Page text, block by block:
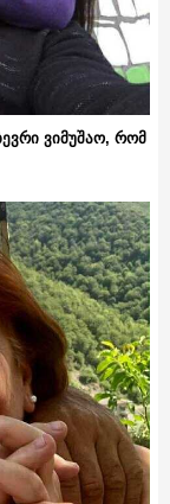
ვიმუშაო, რომ